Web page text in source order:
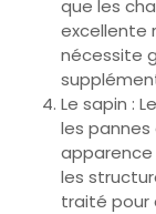
que les
excellente
nécessite
Le sapin :
les
les
traité pour